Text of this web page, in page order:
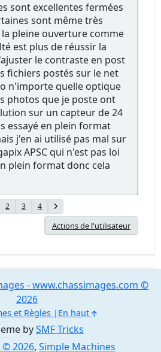
sont excellentes fermées
sont même très
pleine ouverture comme
est plus de réussir la
le contraste en post
fichiers postés sur le net
n'importe quelle optique
photos que je poste ont
sur un capteur de 24
essayé en plein format
j'en ai utilisé pas mal sur
APSC qui n'est pas loi
plein format donc cela
2 3 4
Actions de l'utilisateur
bySMF Tricks
© 2026, Simple Machines
- www.chassimages.com ©
2026
et Règles En haut